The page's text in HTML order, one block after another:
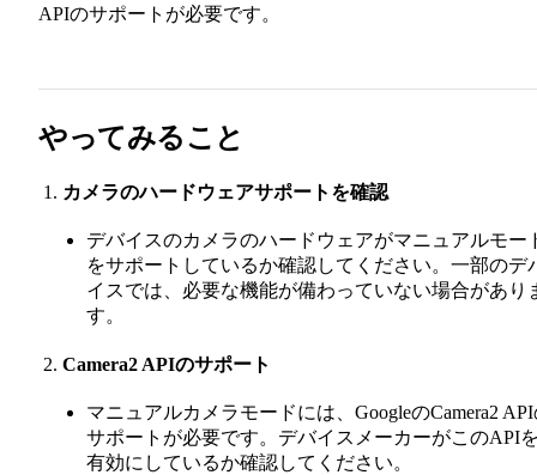
APIのサポートが必要です。
やってみること
カメラのハードウェアサポートを確認
デバイスのカメラのハードウェアがマニュアルモー
をサポートしているか確認してください。一部のデ
イスでは、必要な機能が備わっていない場合があり
す。
Camera2 APIのサポート
マニュアルカメラモードには、GoogleのCamera2
サポートが必要です。デバイスメーカーがこのAPI
有効にしているか確認してください。